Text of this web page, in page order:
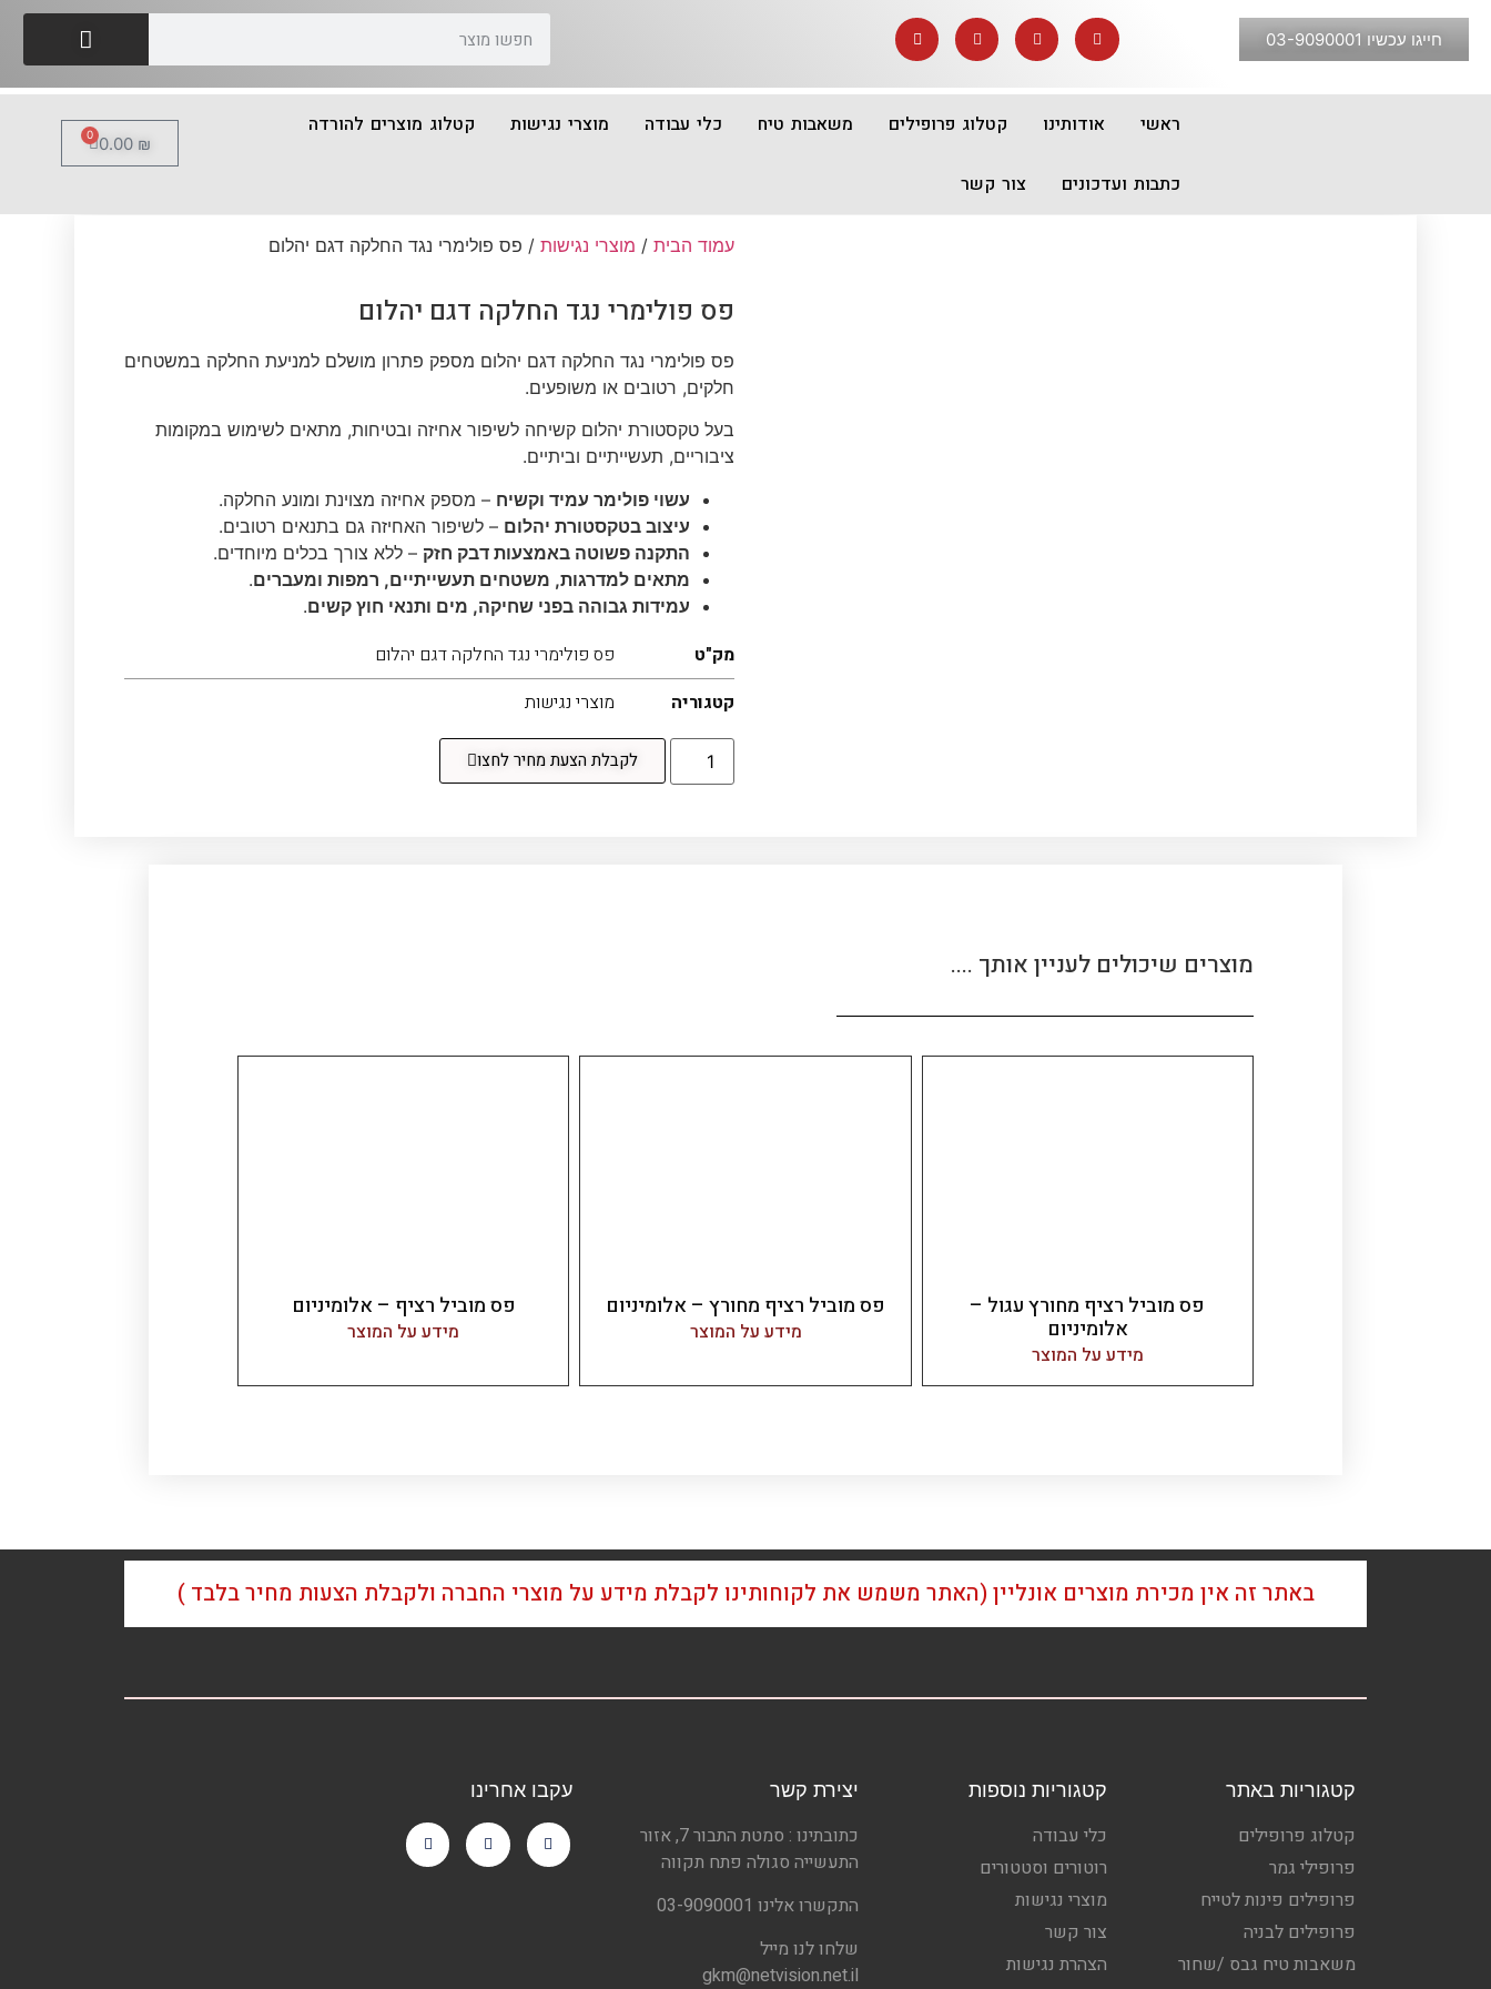
חייגו עכשיו 03-9090001
ראשי אודותינו קטלוג פרופילים משאבות טיח כלי עבודה מוצרי נגישות קטלוג מוצרים להורדה
כתבות ועדכונים צור קשר
0.00 ₪
0
עמוד הבית / מוצרי נגישות / פס פולימרי נגד החלקה דגם יהלום
פס פולימרי נגד החלקה דגם יהלום
פס פולימרי נגד החלקה דגם יהלום מספק פתרון מושלם למניעת החלקה במשטחים
חלקים, רטובים או משופעים.
בעל טקסטורת יהלום קשיחה לשיפור אחיזה ובטיחות, מתאים לשימוש במקומות
ציבוריים, תעשייתיים וביתיים.
עשוי פולימר עמיד וקשיח – מספק אחיזה מצוינת ומונע החלקה.
עיצוב בטקסטורת יהלום – לשיפור האחיזה גם בתנאים רטובים.
התקנה פשוטה באמצעות דבק חזק – ללא צורך בכלים מיוחדים.
מתאים למדרגות, משטחים תעשייתיים, רמפות ומעברים.
עמידות גבוהה בפני שחיקה, מים ותנאי חוץ קשים.
מק"ט
פס פולימרי נגד החלקה דגם יהלום
קטגוריה
מוצרי נגישות
לקבלת הצעת מחיר לחצו
מוצרים שיכולים לעניין אותך ....
פס מוביל רציף מחורץ עגול –
אלומיניום
מידע על המוצר
פס מוביל רציף מחורץ – אלומיניום
מידע על המוצר
פס מוביל רציף – אלומיניום
מידע על המוצר
באתר זה אין מכירת מוצרים אונליין (האתר משמש את לקוחותינו לקבלת מידע על מוצרי החברה ולקבלת הצעות מחיר בלבד )
קטגוריות באתר
קטלוג פרופילים
פרופילי גמר
פרופילים פינות לטייח
פרופילים לבניה
משאבות טיח גבס /שחור
קטגוריות נוספות
כלי עבודה
רוטורים וסטטורים
מוצרי נגישות
צור קשר
הצהרת נגישות
יצירת קשר
כתובתינו : סמטת התבור 7, אזור
התעשייה סגולה פתח תקווה
התקשרו אלינו 03-9090001
שלחו לנו מייל
gkm@netvision.net.il
עקבו אחרינו